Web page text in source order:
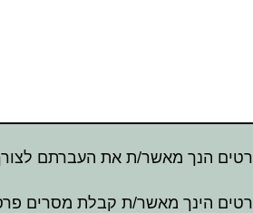
הנך מאשר/ת את העברתם
הינך מאשר/ת קבלת מסרים